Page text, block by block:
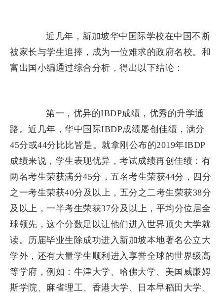
近几年，新加坡华中国际学校在中国不断
被家长与学生追捧，成为一位难求的政府名校。和
富出国小编通过综合分析，得出以下结论：
第一，优异的IBDP成绩，优秀的升学通
路。近几年，华中国际IBDP成绩屡创佳绩，满分
45分或44分比比皆是。就拿刚公布的2019年IBDP
成绩来说，学生表现优异，考试成绩再创佳绩：有
两名考生荣获满分45分，五名考生荣获44分，四分
之一考生荣获40分及以上，五分之二考生荣获38分
及以上，一半考生荣获37分及以上，平均分位居全
球领先，这个分数足以让他们进入世界顶尖大学就
读。历届毕业生除成功进入新加坡本地著名公立大
学外，还有大量学生顺利进入享誉全球的世界级高
等学府，例如：牛津大学、哈佛大学、美国威廉姆
斯学院、麻省理工、香港大学、日本早稻田大学、